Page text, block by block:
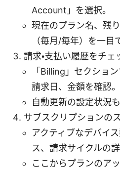
Account」を選択。
現在のプラン名、残
（毎月/毎年）を一目
請求・支払い履歴をチェ
「Billing」セクショ
請求日、金額を確認。
自動更新の設定状況
サブスクリプションの
アクティブなデバイ
ス、請求サイクルの
ここからプランのア